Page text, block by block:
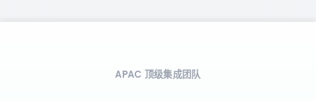
APAC 顶级集成团队